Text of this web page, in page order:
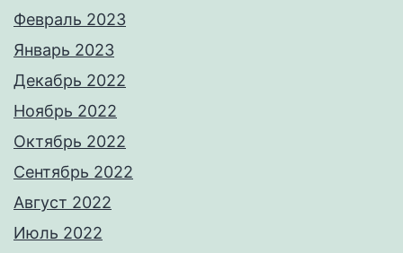
Февраль 2023
Январь 2023
Декабрь 2022
Ноябрь 2022
Октябрь 2022
Сентябрь 2022
Август 2022
Июль 2022